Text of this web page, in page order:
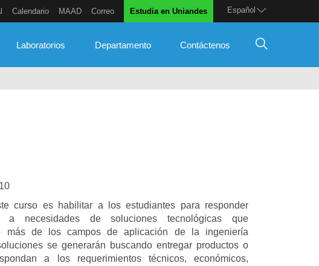
Español
Calendario MAAD Correo Estudia en Uniandes
Laboratorios Departamento Contáctenos
curso es habilitar a los estudiantes para responder
a necesidades de soluciones tecnológicas que
más de los campos de aplicación de la ingeniería
se generarán buscando entregar productos o
a los requerimientos técnicos, económicos,